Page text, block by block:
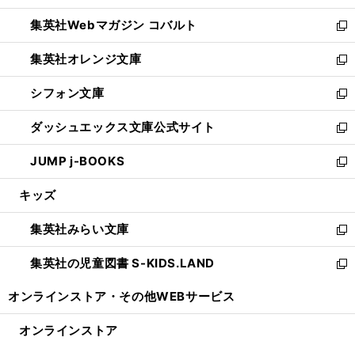
開
く
ウ
で
開
く
ン
ド
ウ
で
開
く
ウ
ィ
ン
ド
ウ
で
開
く
集英社Webマガジン コバルト
新
し
い
ウ
ィ
ン
ド
ウ
で
開
集英社オレンジ文庫
新
し
い
ウ
ィ
ン
ド
ウ
開
く
シフォン文庫
新
し
い
ウ
ィ
ン
ウ
で
開
く
ダッシュエックス文庫公式サイト
新
し
い
ウ
ン
ド
ウ
で
JUMP j-BOOKS
新
し
ウ
ィ
ン
ド
開
キッズ
集英社みらい文庫
新
し
い
ン
集英社の児童図書 S-KIDS.LAND
新
ウ
オンラインストア・ その他WEBサービス
オンラインストア